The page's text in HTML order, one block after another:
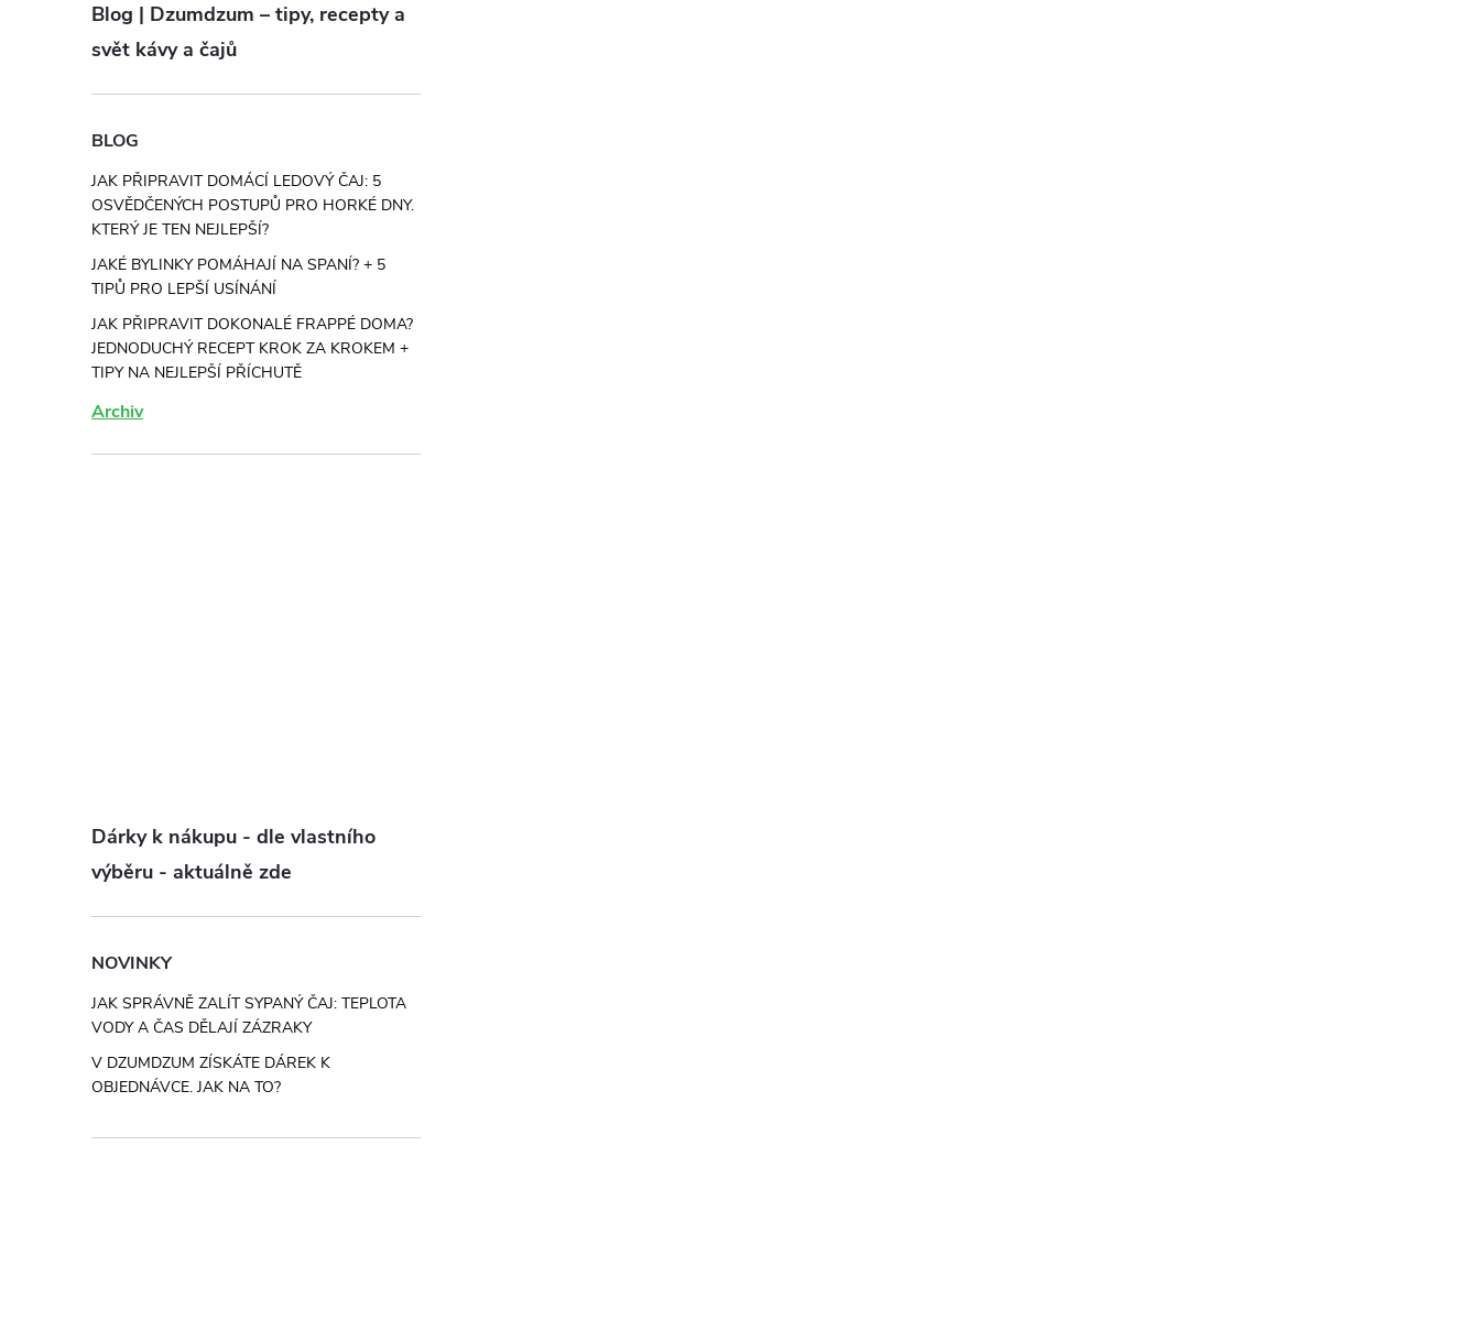
Blog | Dzumdzum – tipy, recepty a
svět kávy a čajů
BLOG
JAK PŘIPRAVIT DOMÁCÍ LEDOVÝ ČAJ: 5
OSVĚDČENÝCH POSTUPŮ PRO HORKÉ DNY.
KTERÝ JE TEN NEJLEPŠÍ?
JAKÉ BYLINKY POMÁHAJÍ NA SPANÍ? + 5
TIPŮ PRO LEPŠÍ USÍNÁNÍ
JAK PŘIPRAVIT DOKONALÉ FRAPPÉ DOMA?
JEDNODUCHÝ RECEPT KROK ZA KROKEM +
TIPY NA NEJLEPŠÍ PŘÍCHUTĚ
Archiv
Dárky k nákupu - dle vlastního
výběru - aktuálně zde
NOVINKY
JAK SPRÁVNĚ ZALÍT SYPANÝ ČAJ: TEPLOTA
VODY A ČAS DĚLAJÍ ZÁZRAKY
V DZUMDZUM ZÍSKÁTE DÁREK K
OBJEDNÁVCE. JAK NA TO?